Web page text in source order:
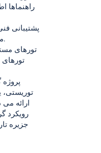
راهنماها
می کند. به این ترتیب شرکت کنندگان تورهای خود را با خیال راحت کامل می کنند.
توریستی،
ارائه
رویکرد
جزیره